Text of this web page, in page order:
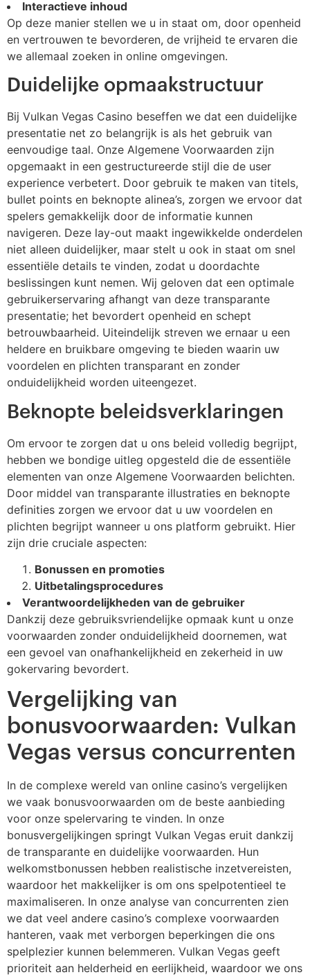
Interactieve inhoud
Op deze manier stellen we u in staat om, door openheid
en vertrouwen te bevorderen, de vrijheid te ervaren die
we allemaal zoeken in online omgevingen.
Duidelijke opmaakstructuur
Bij Vulkan Vegas Casino beseffen we dat een duidelijke
presentatie net zo belangrijk is als het gebruik van
eenvoudige taal. Onze Algemene Voorwaarden zijn
opgemaakt in een gestructureerde stijl die de user
experience verbetert. Door gebruik te maken van titels,
bullet points en beknopte alinea’s, zorgen we ervoor dat
spelers gemakkelijk door de informatie kunnen
navigeren. Deze lay-out maakt ingewikkelde onderdelen
niet alleen duidelijker, maar stelt u ook in staat om snel
essentiële details te vinden, zodat u doordachte
beslissingen kunt nemen. Wij geloven dat een optimale
gebruikerservaring afhangt van deze transparante
presentatie; het bevordert openheid en schept
betrouwbaarheid. Uiteindelijk streven we ernaar u een
heldere en bruikbare omgeving te bieden waarin uw
voordelen en plichten transparant en zonder
onduidelijkheid worden uiteengezet.
Beknopte beleidsverklaringen
Om ervoor te zorgen dat u ons beleid volledig begrijpt,
hebben we bondige uitleg opgesteld die de essentiële
elementen van onze Algemene Voorwaarden belichten.
Door middel van transparante illustraties en beknopte
definities zorgen we ervoor dat u uw voordelen en
plichten begrijpt wanneer u ons platform gebruikt. Hier
zijn drie cruciale aspecten:
Bonussen en promoties
Uitbetalingsprocedures
Verantwoordelijkheden van de gebruiker
Dankzij deze gebruiksvriendelijke opmaak kunt u onze
voorwaarden zonder onduidelijkheid doornemen, wat
een gevoel van onafhankelijkheid en zekerheid in uw
gokervaring bevordert.
Vergelijking van
bonusvoorwaarden: Vulkan
Vegas versus concurrenten
In de complexe wereld van online casino’s vergelijken
we vaak bonusvoorwaarden om de beste aanbieding
voor onze spelervaring te vinden. In onze
bonusvergelijkingen springt Vulkan Vegas eruit dankzij
de transparante en duidelijke voorwaarden. Hun
welkomstbonussen hebben realistische inzetvereisten,
waardoor het makkelijker is om ons spelpotentieel te
maximaliseren. In onze analyse van concurrenten zien
we dat veel andere casino’s complexe voorwaarden
hanteren, vaak met verborgen beperkingen die ons
spelplezier kunnen belemmeren. Vulkan Vegas geeft
prioriteit aan helderheid en eerlijkheid, waardoor we ons